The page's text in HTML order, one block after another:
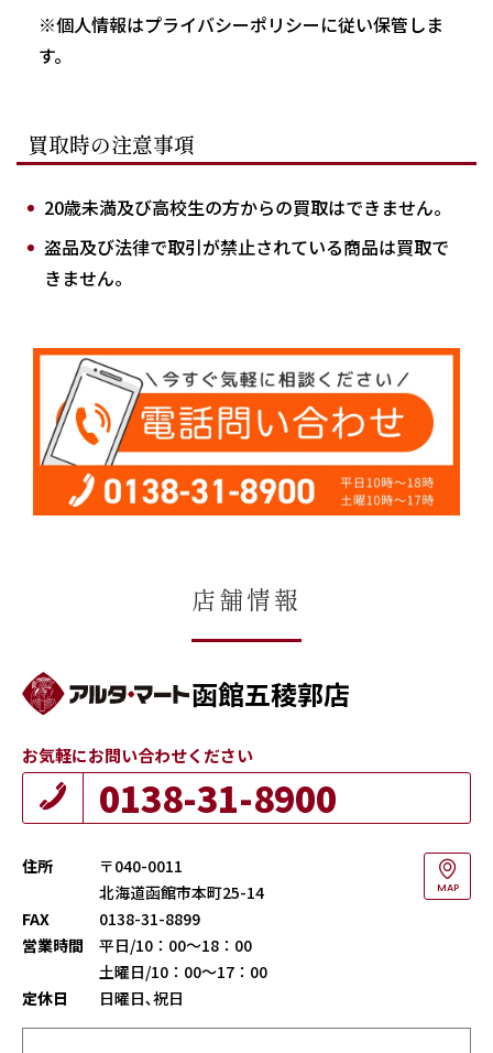
※個人情報はプライバシーポリシーに従い保管しま
す。
買取時の注意事項
20歳未満及び高校生の方からの買取はできません。
盗品及び法律で取引が禁止されている商品は買取で
きません。
店舗情報
函館五稜郭店
お気軽にお問い合わせください
0138-31-8900
住所
〒040-0011
北海道函館市本町25-14
MAP
FAX
0138-31-8899
営業時間
平日/10：00～18：00
土曜日/10：00～17：00
定休日
日曜日､祝日